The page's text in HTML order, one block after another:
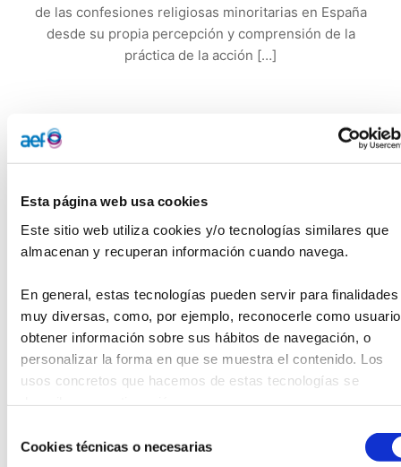
Esta página web usa cookies
Este sitio web utiliza cookies y/o tecnologías similares que
almacenan y recuperan información cuando navega.
En general, estas tecnologías pueden servir para finalidades
muy diversas, como, por ejemplo, reconocerle como
obtener información sobre sus hábitos de navegación, o
personalizar la forma en que se muestra el contenido. Los
usos concretos que hacemos de estas tecnologías se
deCookies técnicas o necesarias
de las confesiones religiosas minoritarias en España
desde su propia percepción y comprensión de la
práctica de la acción […]
El próximo 23 de enero tendrá lugar la presentación del
informe:“La acción social de las confesiones minoritarias en
cuantitativa y cualitativa a la acción social de las
confesiones religiosas minoritarias en España desde su
acción social. Analiza cómo se manifiesta la acción social
de las diferentes confesiones, sus procesos básicos, el
momento en el que se encuentran y las dificultades y retos
que afrontan al tiempo que aporta conclusiones y
sugerencias para la acción en diálogo con la sociedad civil.